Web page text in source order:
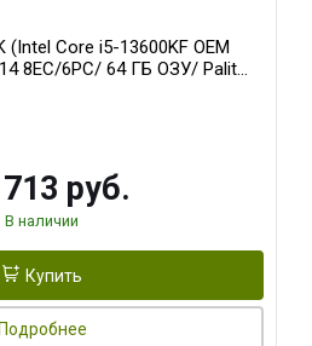
Core i5-13600KF OEM
8EC/6PC/ 64 ГБ ОЗУ/ Palit
16GB GDDR7 256bit 3xDP
руб.
В наличии
Купить
Подробнее